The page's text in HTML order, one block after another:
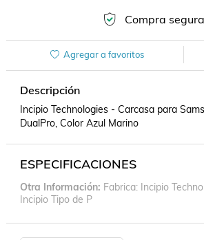
Compra segura
Agregar a favoritos
Descripción
Incipio Technologies - Carcasa para
DualPro, Color Azul Marino
ESPECIFICACIONES
Otra Información Fabrica: Incipio
Incipio Tipo de P